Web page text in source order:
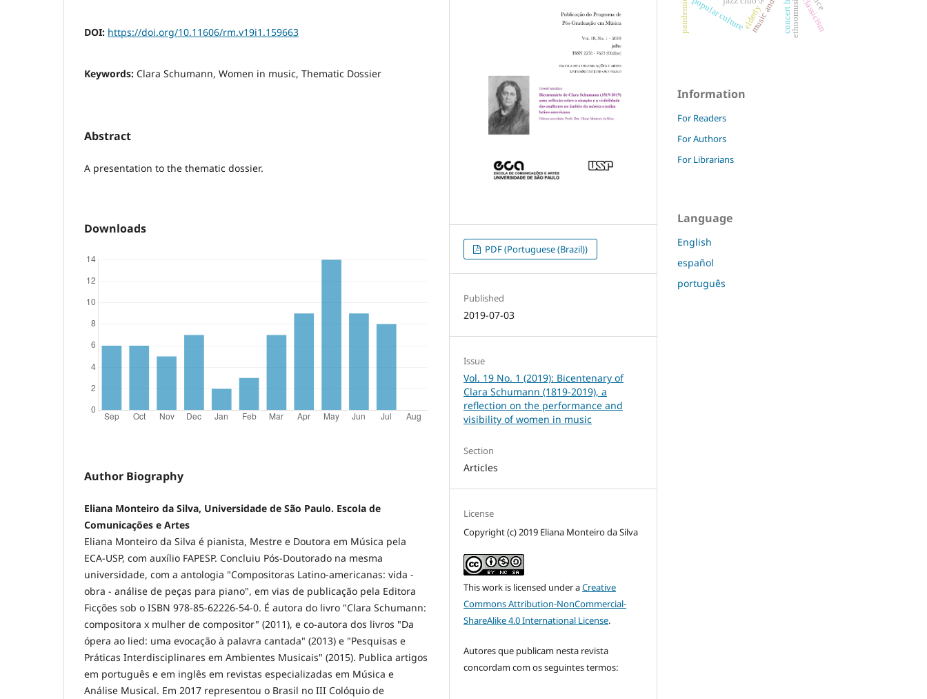
DOI: https://doi.org/10.11606/rm.v19i1.159663
Keywords: Clara Schumann, Women in music, Thematic Dossier
Abstract
A presentation to the thematic dossier.
Downloads
Author Biography
Eliana Monteiro da Silva, Universidade de São Paulo. Escola de
Comunicações e Artes
Eliana Monteiro da Silva é pianista, Mestre e Doutora em Música pela
ECA-USP, com auxílio FAPESP. Concluiu Pós-Doutorado na mesma
universidade, com a antologia "Compositoras Latino-americanas: vida -
obra - análise de peças para piano", em vias de publicação pela Editora
Ficções sob o ISBN 978-85-62226-54-0. É autora do livro "Clara Schumann:
compositora x mulher de compositor" (2011), e co-autora dos livros "Da
ópera ao lied: uma evocação à palavra cantada" (2013) e "Pesquisas e
Práticas Interdisciplinares em Ambientes Musicais" (2015). Publica artigos
em português e em inglês em revistas especializadas em Música e
Análise Musical. Em 2017 representou o Brasil no III Colóquio de
PDF (Portuguese (Brazil))
Published
2019-07-03
Issue
Vol. 19 No. 1 (2019): Bicentenary of
Clara Schumann (1819-2019), a
reflection on the performance and
visibility of women in music
Section
Articles
License
Copyright (c) 2019 Eliana Monteiro da Silva
This work is licensed under aCreative
Commons Attribution-NonCommercial-
ShareAlike 4.0 International License.
Autores que publicam nesta revista
concordam com os seguintes termos:
popular culture concert hall classicism
elderly
pandemic
Information
For Readers
For Authors
For Librarians
Language
English
español
português